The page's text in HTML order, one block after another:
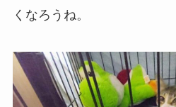
くなろうね。